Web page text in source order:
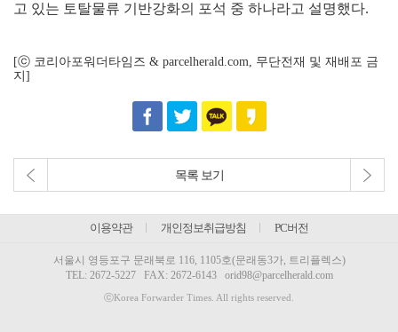
고 있는 토탈물류 기반강화의 포석 중 하나라고 설명했다.
[ⓒ 코리아포워더타임즈 & parcelherald.com, 무단전재 및 재배포 금
지]
목록 보기
이용약관 개인정보취급방침 PC버전
서울시 영등포구 문래북로 116, 1105호(문래동3가, 트리플렉스)
TEL: 2672-5227FAX: 2672-6143 orid98@parcelherald.com
ⓒKorea Forwarder Times. All rights reserved.